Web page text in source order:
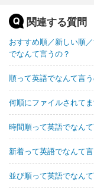
関連する質問
おすすめ順／新しい順
でなんて言うの？
順って英語でなんて言う
何順にファイルされて
時間順って英語でなん
新着って英語でなんて
並び順って英語でなん